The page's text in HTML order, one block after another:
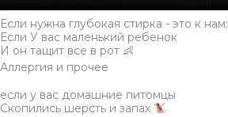
Если нужна глубокая стирка - это к нам:
Если У вас маленький ребенок
И он тащит все в рот 👶
Аллергия и прочее
если у вас домашние питомцы
Скопились шерсть и запах